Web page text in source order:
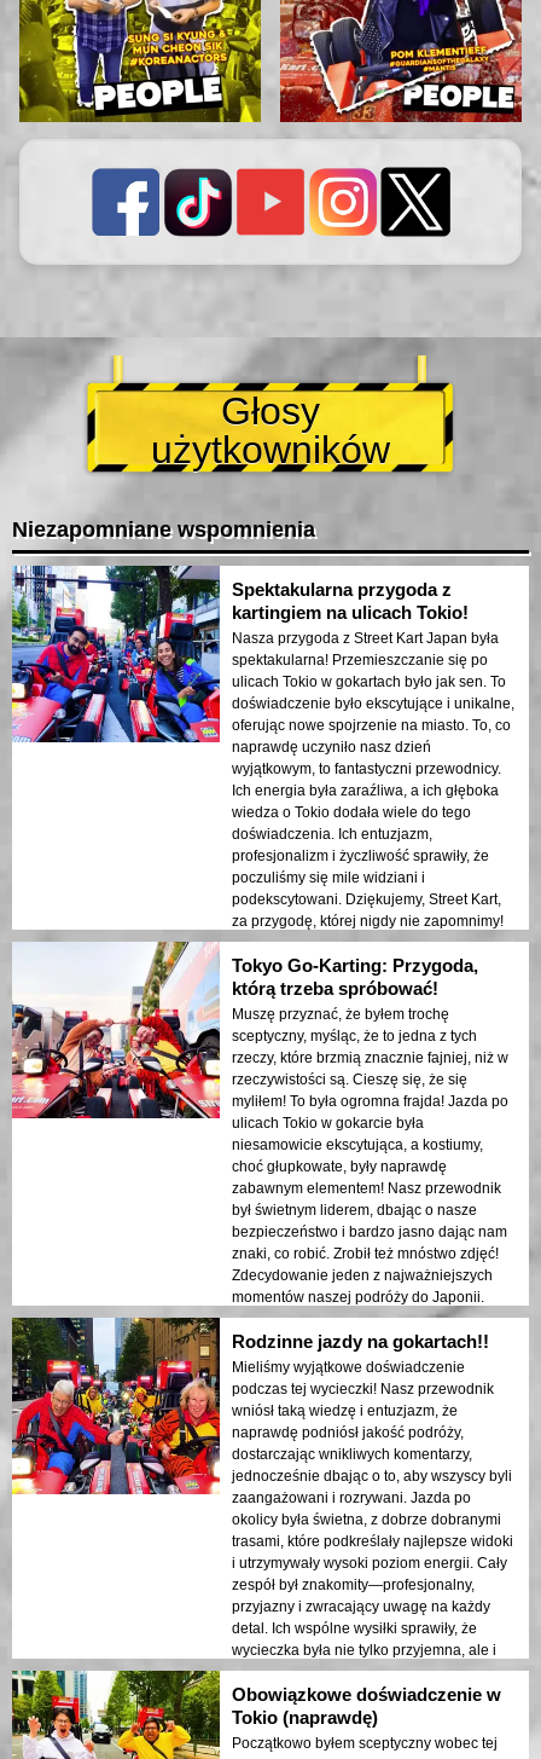
Głosy
użytkowników
Niezapomniane wspomnienia
Spektakularna przygoda z
kartingiem na ulicach Tokio!
Nasza przygoda z Street Kart Japan była
spektakularna! Przemieszczanie się po
ulicach Tokio w gokartach było jak sen. To
doświadczenie było ekscytujące i unikalne,
oferując nowe spojrzenie na miasto. To, co
naprawdę uczyniło nasz dzień
wyjątkowym, to fantastyczni przewodnicy.
Ich energia była zaraźliwa, a ich głęboka
wiedza o Tokio dodała wiele do tego
doświadczenia. Ich entuzjazm,
profesjonalizm i życzliwość sprawiły, że
poczuliśmy się mile widziani i
podekscytowani. Dziękujemy, Street Kart,
za przygodę, której nigdy nie zapomnimy!
Tokyo Go-Karting: Przygoda,
którą trzeba spróbować!
Muszę przyznać, że byłem trochę
sceptyczny, myśląc, że to jedna z tych
rzeczy, które brzmią znacznie fajniej, niż w
rzeczywistości są. Cieszę się, że się
myliłem! To była ogromna frajda! Jazda po
ulicach Tokio w gokarcie była
niesamowicie ekscytująca, a kostiumy,
choć głupkowate, były naprawdę
zabawnym elementem! Nasz przewodnik
był świetnym liderem, dbając o nasze
bezpieczeństwo i bardzo jasno dając nam
znaki, co robić. Zrobił też mnóstwo zdjęć!
Zdecydowanie jeden z najważniejszych
momentów naszej podróży do Japonii.
Nasza czteroosobowa rodzina (rodzice z
synami w wieku studenckim) wszyscy to
uwielbiali!
Rodzinne jazdy na gokartach!!
Mieliśmy wyjątkowe doświadczenie
podczas tej wycieczki! Nasz przewodnik
wniósł taką wiedzę i entuzjazm, że
naprawdę podniósł jakość podróży,
dostarczając wnikliwych komentarzy,
jednocześnie dbając o to, aby wszyscy byli
zaangażowani i rozrywani. Jazda po
okolicy była świetna, z dobrze dobranymi
trasami, które podkreślały najlepsze widoki
i utrzymywały wysoki poziom energii. Cały
zespół był znakomity—profesjonalny,
przyjazny i zwracający uwagę na każdy
detal. Ich wspólne wysiłki sprawiły, że
wycieczka była nie tylko przyjemna, ale i
niezapomniana. Gorąco polecam
każdemu, kto chce spędzić fantastyczny
czas, jeżdżąc po Tokio!
Obowiązkowe doświadczenie w
Tokio (naprawdę)
Początkowo byłem sceptyczny wobec tej